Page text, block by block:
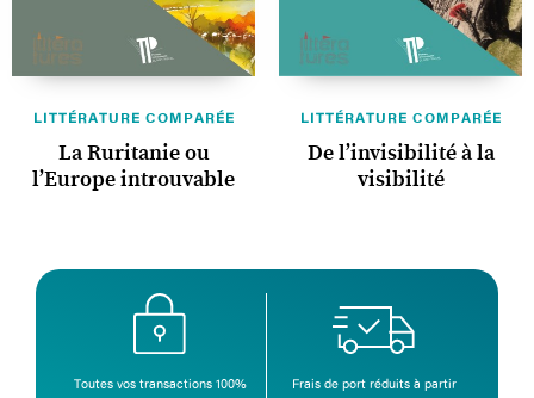
LITTÉRATURE COMPARÉE
La Ruritanie ou
l’Europe introuvable
LITTÉRATURE COMPARÉE
De l’invisibilité à la
visibilité
Toutes vos transactions 100%
Frais de port réduits à partir